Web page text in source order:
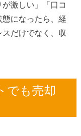
が激しい」「口コ
態になったら、経
だけでなく、収
でも売却